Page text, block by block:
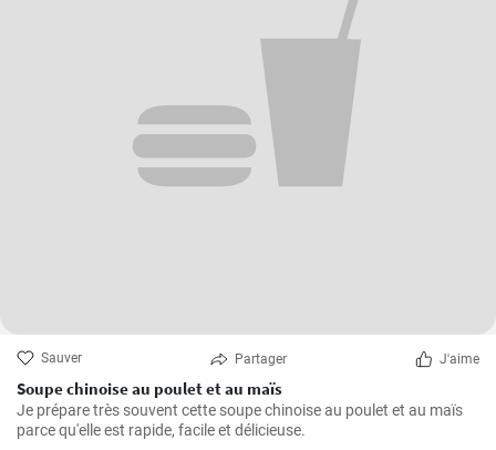
Sauver Partager J'aime
Soupe chinoise au poulet et au maïs
Je prépare très souvent cette soupe chinoise au poulet et au maïs
parce qu'elle est rapide, facile et délicieuse.